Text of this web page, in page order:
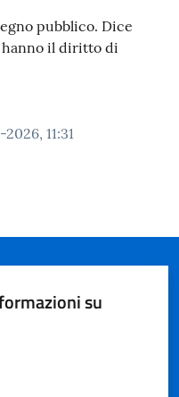
pubblico. Dice
hanno il diritto di
11:31
su